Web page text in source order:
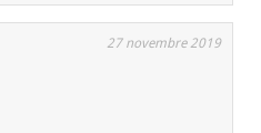
27 novembre 2019